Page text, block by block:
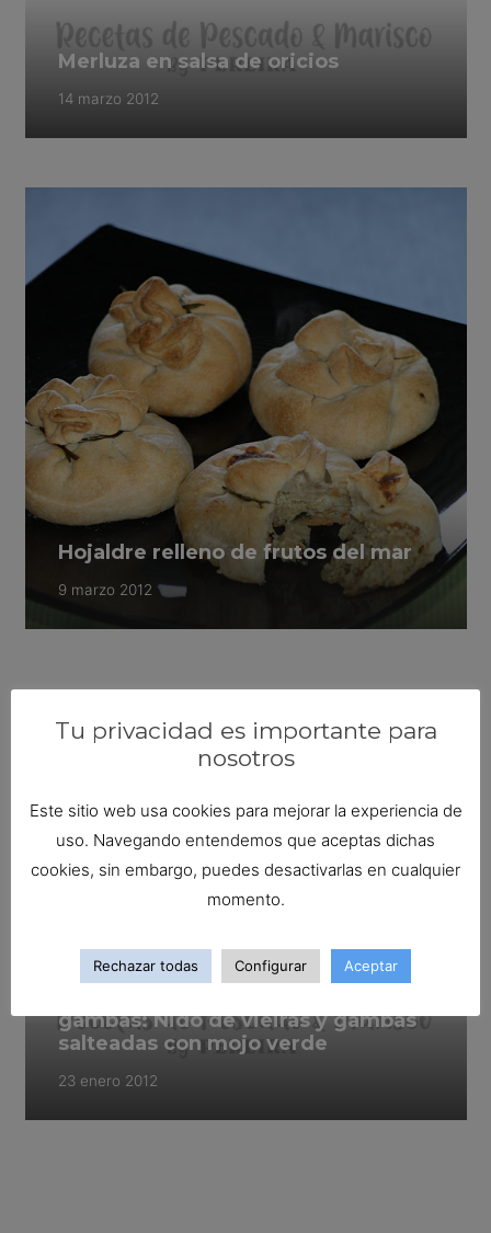
Merluza en salsa de oricios
14 marzo 2012
Hojaldre relleno de frutos del mar
9 marzo 2012
gambas: Nido de vieiras y gambas
salteadas con mojo verde
23 enero 2012
Tu privacidad es importante para
nosotros
Este sitio web usa cookies para mejorar la experiencia de
uso. Navegando entendemos que aceptas dichas
cookies, sin embargo, puedes desactivarlas en cualquier
momento.
Rechazar todas Configurar Aceptar